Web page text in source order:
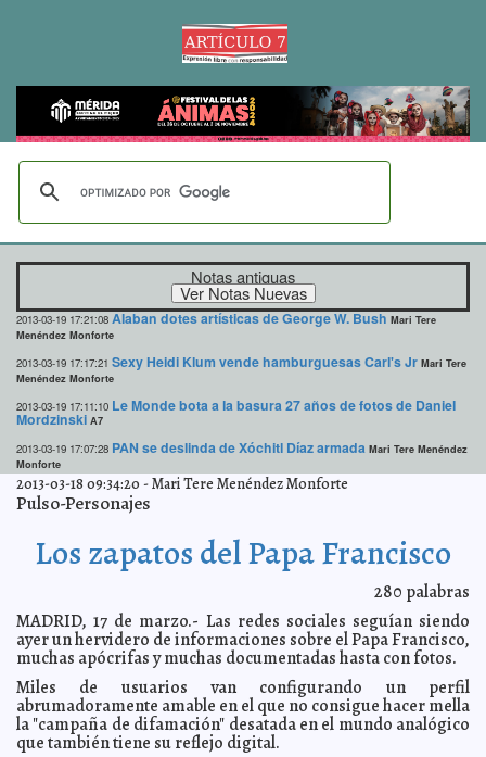
Notas antiguas
2013-03-19 17:21:08 Alaban dotes artísticas de George W. Bush Mari Tere
Menéndez Monforte
2013-03-19 17:17:21 Sexy Heidi Klum vende hamburguesas Carl's Jr Mari Tere
Menéndez Monforte
2013-03-19 17:11:10 Le Monde bota a la basura 27 años de fotos de Daniel
Mordzinski A7
2013-03-19 17:07:28 PAN se deslinda de Xóchitl Díaz armada Mari Tere Menéndez
Monforte
2013-03-19 15:23:20 Piden investigar qué hace una ex senadora panista en
grupo de autodefensa
2013-03-19 14:32:02 PGR se niega a informar sobre detención en la
Gallos cantan al amanecer porque tienen un reloj
biológicoMari Tere Menéndez Monforte
2013-03-19 12:39:07 El día del PapaMari Tere Menéndez Monforte
Se proponen prohibir exhibición de cigarrillos en NY
Mari Tere Menéndez Monforte
2013-03-18 22:37:33 Hillary Clinton apoya bodas de homosexuales A7
2013-03-18 22:31:23 Acercamiento Universidad de Michigan-DIF Yucatán
2013-03-18 09:34:20 -Mari Tere Menéndez Monforte
Pulso-Personajes
Los zapatos del Papa Francisco
280 palabras
MADRID, 17 de marzo.- Las redes sociales seguían siendo
ayer un hervidero de informaciones sobre el Papa Francisco,
muchas apócrifas y muchas documentadas hasta con fotos.
Miles de usuarios van configurando un perfil
abrumadoramente amable en el que no consigue hacer mella
la "campaña de difamación" desatada en el mundo analógico
que también tiene su reflejo digital.